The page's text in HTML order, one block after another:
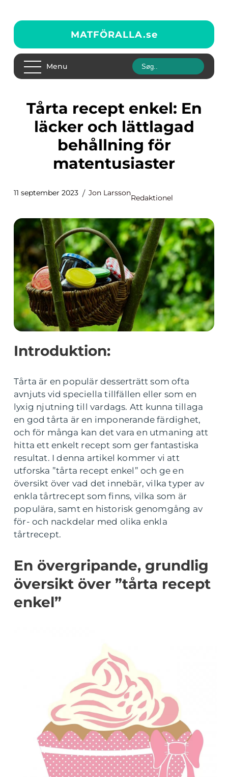
MATFÖRALLA.se
Menu
Tårta recept enkel: En
läcker och lättlagad
behållning för
matentusiaster
11 september 2023 Jon Larsson
Redaktionel
Introduktion:
Tårta är en populär desserträtt som ofta
avnjuts vid speciella tillfällen eller som en
lyxig njutning till vardags. Att kunna tillaga
en god tårta är en imponerande färdighet,
och för många kan det vara en utmaning att
hitta ett enkelt recept som ger fantastiska
resultat. I denna artikel kommer vi att
utforska ”tårta recept enkel” och ge en
översikt över vad det innebär, vilka typer av
enkla tårtrecept som finns, vilka som är
populära, samt en historisk genomgång av
för- och nackdelar med olika enkla
tårtrecept.
En övergripande, grundlig
översikt över ”tårta recept
enkel”